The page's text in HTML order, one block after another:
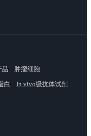
品
肿瘤细胞
白 In vivo级抗体试剂